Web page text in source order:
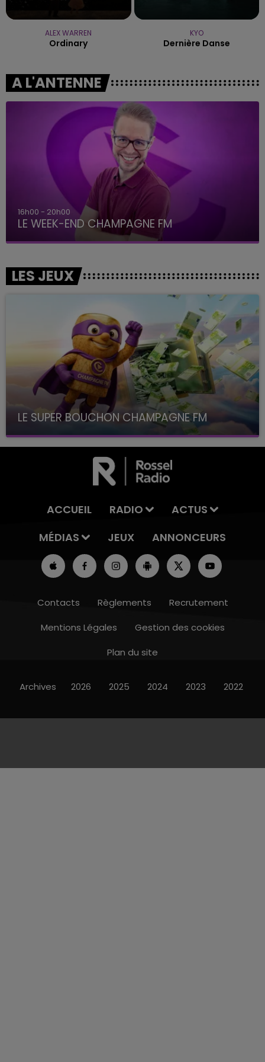
ALEX WARREN
Ordinary
KYO
Dernière Danse
A L'ANTENNE
16h00 - 20h00
LE WEEK-END CHAMPAGNE FM
LES JEUX
LE SUPER BOUCHON CHAMPAGNE FM
avec La Famille Champagne FM, à 8H10
ACCUEIL RADIO
ACTUS
MÉDIAS
JEUX ANNONCEURS
Contacts Règlements
Recrutement
Mentions Légales
Gestion des cookies
Plan du site
Archives 2026 2025 2024 2023 2022